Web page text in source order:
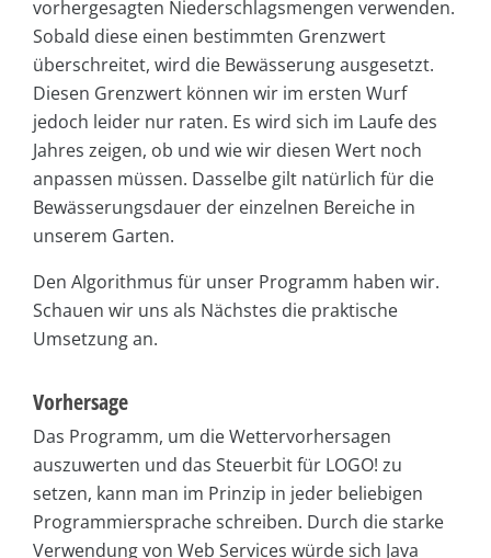
vorhergesagten Niederschlagsmengen verwenden.
Sobald diese einen bestimmten Grenzwert
überschreitet, wird die Bewässerung ausgesetzt.
Diesen Grenzwert können wir im ersten Wurf
jedoch leider nur raten. Es wird sich im Laufe des
Jahres zeigen, ob und wie wir diesen Wert noch
anpassen müssen. Dasselbe gilt natürlich für die
Bewässerungsdauer der einzelnen Bereiche in
unserem Garten.
Den Algorithmus für unser Programm haben wir.
Schauen wir uns als Nächstes die praktische
Umsetzung an.
Vorhersage
Das Programm, um die Wettervorhersagen
auszuwerten und das Steuerbit für LOGO! zu
setzen, kann man im Prinzip in jeder beliebigen
Programmiersprache schreiben. Durch die starke
Verwendung von Web Services würde sich Java